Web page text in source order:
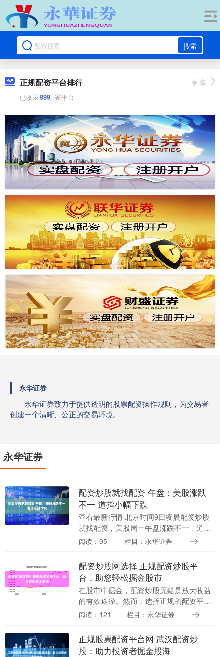
搜索
正规配资平台排行
已收录999+家平台
更多
永华证券
永华证券致力于提供透明的股票配资操作规则，为交易者
创建一个清晰、公正的交易环境。
永华证券
配资炒股就找配资 午盘：美股涨跌
不一 道指小幅下跌
查看最新行情 北京时间9日凌晨配资炒股
就找配资，美股周一午盘涨跌不一，道指
转跌。本周投资者等待重要的通胀数据及
储主席鲍威尔周....
阅读：95 栏目：永华证券
配资炒股网选择 正规配资炒股平
台，助您轻松掘金股市
在股市中掘金，配资炒股无疑是放大收益
的有效途径。然而，选择正规的配资平台
至关重要，它将保障您的资金安全和交易
于市场....
阅读：121 栏目：永华证券
正规股票配资平台网 武汉配资炒
股：助力投资者掘金股海